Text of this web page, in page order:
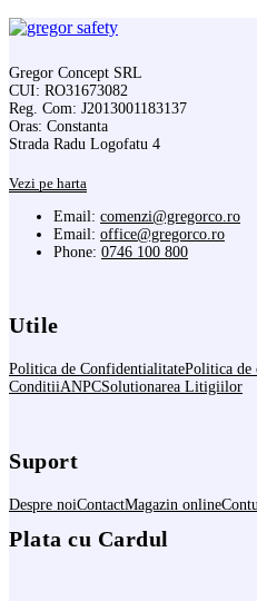
Gregor Concept SRL
CUI: RO31673082
Reg. Com: J2013001183137
Oras: Constanta
Strada Radu Logofatu 4
Vezi pe harta
Email: comenzi@gregorco.ro
Email: office@gregorco.ro
Phone: 0746 100 800
Utile
Politica de ConfidentialitatePolitica de
ConditiiANPCSolutionarea Litigiilor
Suport
Despre noiContactMagazin online
Plata cu Cardul